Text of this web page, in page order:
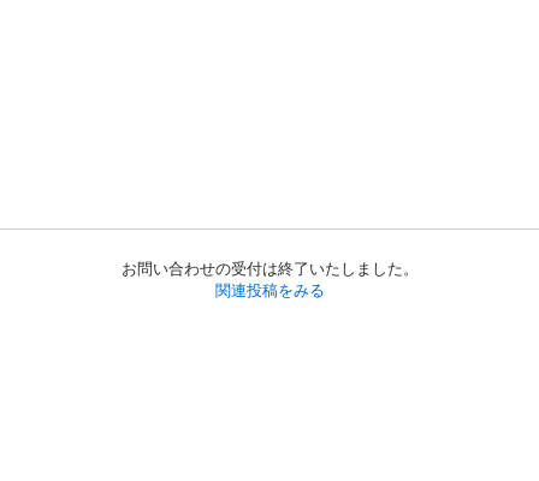
お問い合わせの受付は終了いたしました。
関連投稿をみる